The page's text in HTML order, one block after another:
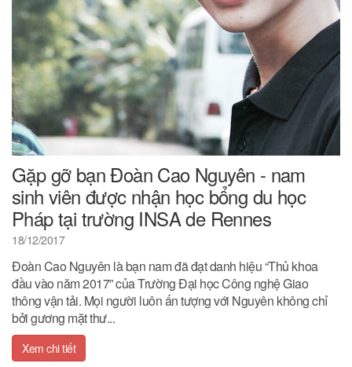
Gặp gỡ bạn Đoàn Cao Nguyên - nam
sinh viên được nhận học bổng du học
Pháp tại trường INSA de Rennes
18/12/2017
Đoàn Cao Nguyên là bạn nam đã đạt danh hiệu “Thủ khoa
đầu vào năm 2017” của Trường Đại học Công nghệ Giao
thông vận tải. Mọi người luôn ấn tượng với Nguyên không chỉ
bởi gương mặt thư...
Xem chi tiết